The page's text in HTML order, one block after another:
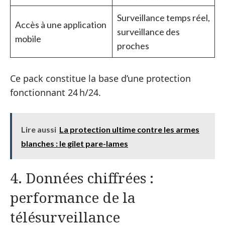
Accès à une application
mobile
Surveillance temps réel,
surveillance des
proches
Ce pack constitue la base d’une protection
fonctionnant 24 h/24.
Lire aussi La protection ultime contre les armes
blanches : le gilet pare-lames
4. Données chiffrées :
performance de la
télésurveillance